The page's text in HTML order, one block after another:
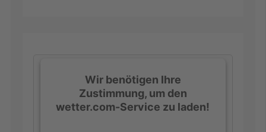
Wir benötigen Ihre
Zustimmung, um den
wetter.com-Service zu laden!